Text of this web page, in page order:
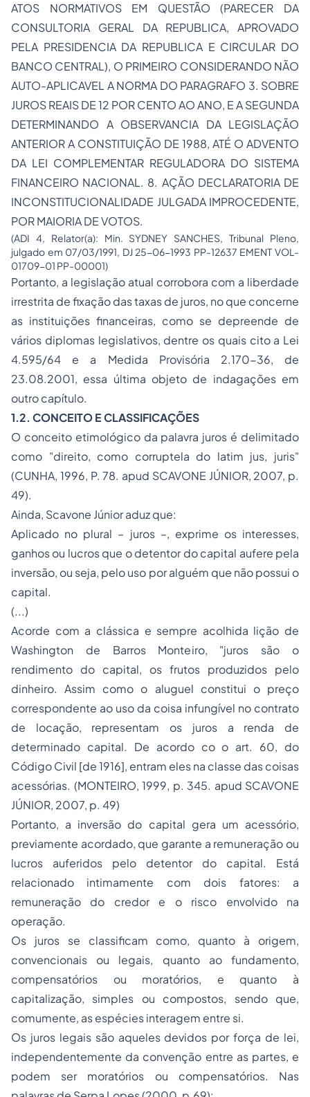
ATOS NORMATIVOS EM QUESTÃO (PARECER DA
CONSULTORIA GERAL DA REPUBLICA, APROVADO
PELA PRESIDENCIA DA REPUBLICA E CIRCULAR DO
BANCO CENTRAL), O PRIMEIRO CONSIDERANDO NÃO
AUTO-APLICAVEL A NORMA DO PARAGRAFO 3. SOBRE
JUROS REAIS DE 12 POR CENTO AO ANO, E A SEGUNDA
DETERMINANDO A OBSERVANCIA DA LEGISLAÇÃO
ANTERIOR A CONSTITUIÇÃO DE 1988, ATÉ O ADVENTO
DA LEI COMPLEMENTAR REGULADORA DO SISTEMA
FINANCEIRO NACIONAL. 8. AÇÃO DECLARATORIA DE
INCONSTITUCIONALIDADE JULGADA IMPROCEDENTE,
POR MAIORIA DE VOTOS.
(ADI 4, Relator(a): Min. SYDNEY SANCHES, Tribunal Pleno,
julgado em 07/03/1991, DJ 25-06-1993 PP-12637 EMENT VOL-
01709-01 PP-00001)
Portanto, a legislação atual corrobora com a liberdade
irrestrita de fixação das taxas de juros, no que concerne
as instituições financeiras, como se depreende de
vários diplomas legislativos, dentre os quais cito a Lei
4.595/64 e a Medida Provisória 2.170-36, de
23.08.2001, essa última objeto de indagações em
outro capítulo.
1.2. CONCEITO E CLASSIFICAÇÕES
O conceito etimológico da palavra juros é delimitado
como "direito, como corruptela do latim jus, juris"
(CUNHA, 1996, P. 78. apud SCAVONE JÚNIOR, 2007, p.
49).
Ainda, Scavone Júnior aduz que:
Aplicado no plural – juros –, exprime os interesses,
ganhos ou lucros que o detentor do capital aufere pela
inversão, ou seja, pelo uso por alguém que não possui o
capital.
(...)
Acorde com a clássica e sempre acolhida lição de
Washington de Barros Monteiro, "juros são o
rendimento do capital, os frutos produzidos pelo
dinheiro. Assim como o aluguel constitui o preço
correspondente ao uso da coisa infungível no contrato
de locação, representam os juros a renda de
determinado capital. De acordo co o art. 60, do
Código Civil [de 1916], entram eles na classe das coisas
acessórias. (MONTEIRO, 1999, p. 345. apud SCAVONE
JÚNIOR, 2007, p. 49)
Portanto, a inversão do capital gera um acessório,
previamente acordado, que garante a remuneração ou
lucros auferidos pelo detentor do capital. Está
relacionado intimamente com dois fatores: a
remuneração do credor e o risco envolvido na
operação.
Os juros se classificam como, quanto à origem,
convencionais ou legais, quanto ao fundamento,
compensatórios ou moratórios, e quanto à
capitalização, simples ou compostos, sendo que,
comumente, as espécies interagem entre si.
Os juros legais são aqueles devidos por força de lei,
independentemente da convenção entre as partes, e
podem ser moratórios ou compensatórios. Nas